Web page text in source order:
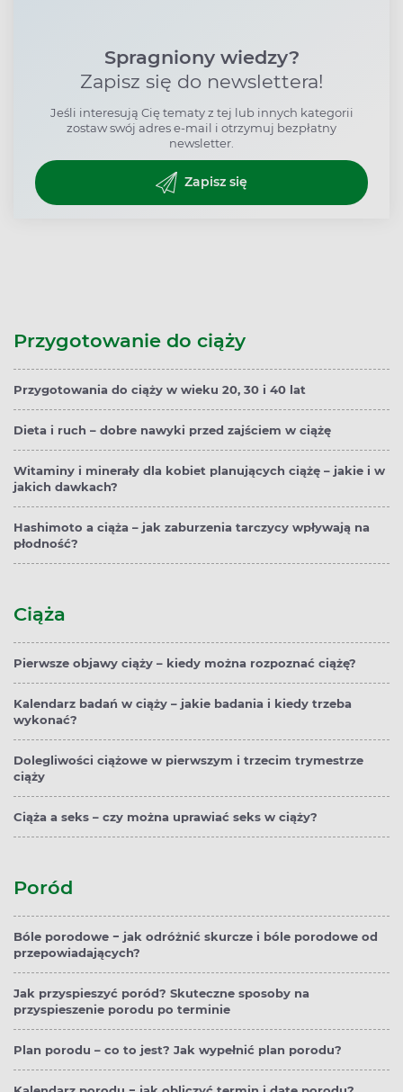
Spragniony wiedzy?
Zapisz się do newslettera!
Jeśli interesują Cię tematy z tej lub innych kategorii
zostaw swój adres e-mail i otrzymuj bezpłatny
newsletter.
Zapisz się
Przygotowanie do ciąży
Przygotowania do ciąży w wieku 20, 30 i 40 lat
Dieta i ruch – dobre nawyki przed zajściem w ciążę
Witaminy i minerały dla kobiet planujących ciążę – jakie i w
jakich dawkach?
Hashimoto a ciąża – jak zaburzenia tarczycy wpływają na
płodność?
Ciąża
Pierwsze objawy ciąży – kiedy można rozpoznać ciążę?
Kalendarz badań w ciąży – jakie badania i kiedy trzeba
wykonać?
Dolegliwości ciążowe w pierwszym i trzecim trymestrze
ciąży
Ciąża a seks – czy można uprawiać seks w ciąży?
Poród
Bóle porodowe − jak odróżnić skurcze i bóle porodowe od
przepowiadających?
Jak przyspieszyć poród? Skuteczne sposoby na
przyspieszenie porodu po terminie
Plan porodu – co to jest? Jak wypełnić plan porodu?